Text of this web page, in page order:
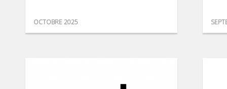
OCTOBRE 2025